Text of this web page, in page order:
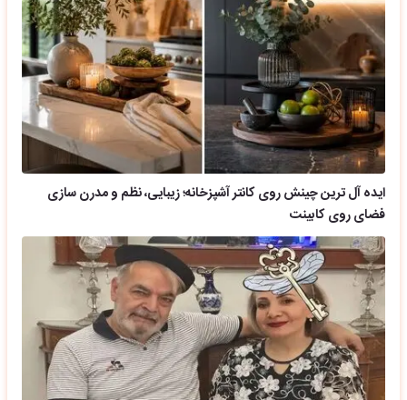
ایده آل ترین چینش روی کانتر آشپزخانه؛ زیبایی، نظم و مدرن سازی
فضای روی کابینت